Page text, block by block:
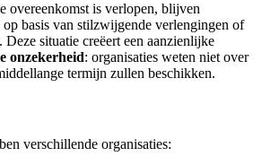
overeenkomst is verlopen, blijven
basis van stilzwijgende verlengingen of
situatie creëert een aanzienlijke
onzekerheid: organisaties weten niet over
termijn zullen beschikken.
verschillende organisaties: